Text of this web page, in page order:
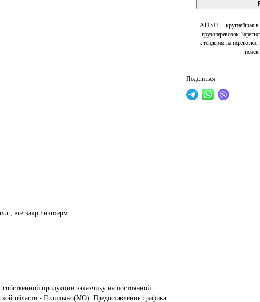
ATI.SU — крупнейшая в
грузоперевозок.
к тендерам на перевозки,
поиск
Поделиться
все закр.+изотерм
продукции заказчику на постоянной
области - Голицыно(МО). Предоставление графика.